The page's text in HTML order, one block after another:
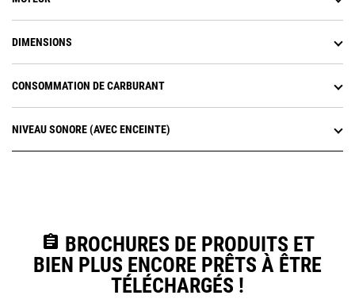
DIMENSIONS
CONSOMMATION DE CARBURANT
NIVEAU SONORE (AVEC ENCEINTE)
assignment BROCHURES DE PRODUITS ET
BIEN PLUS ENCORE PRÊTS À ÊTRE
TÉLÉCHARGÉS !